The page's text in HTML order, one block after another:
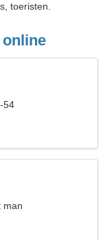
toeristen.
online
54
man